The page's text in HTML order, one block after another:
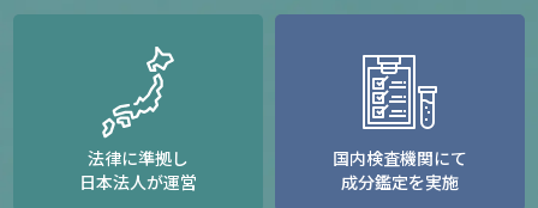
法律に準拠し
日本法人が運営
国内検査機関にて
成分鑑定を実施